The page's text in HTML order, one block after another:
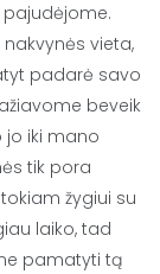
pajudėjome.
vieta,
padarė savo
beveik
jo iki mano
tik pora
žygiui su
laiko, tad
pamatyti tą